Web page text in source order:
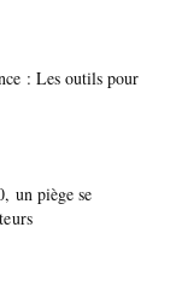
: Les outils pour
un piège se